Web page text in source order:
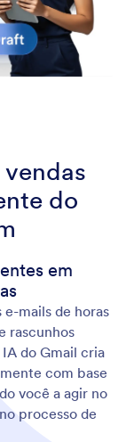
do
em
e-mails de horas
rascunhos
do Gmail cria
com base
você a agir no
processo de